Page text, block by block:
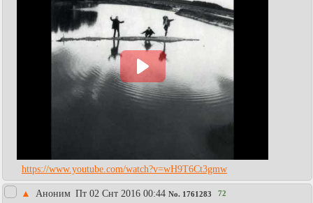
https://www.youtube.com/watch?v=wH9T6Ct3gmw
▲ Аноним Пт 02 Снт 2016 00:44 No. 1761283 72